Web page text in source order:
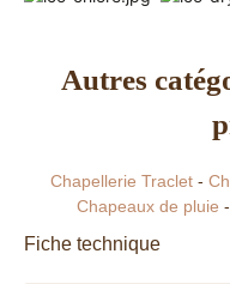
Autres
Chapellerie Traclet -
Chapeaux de pluie -
Fiche technique